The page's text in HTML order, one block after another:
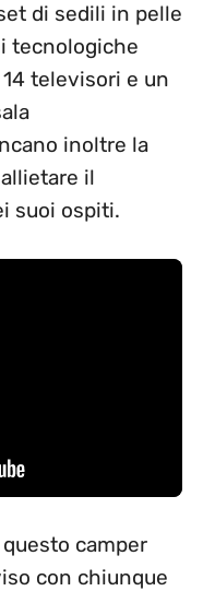
di sedili in pelle
tecnologiche
televisori e un
inoltre la
il
suoi ospiti.
camper
con chiunque